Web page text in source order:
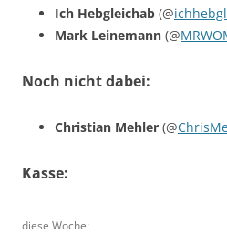
Ich Hebgleichab (@
Mark Leinemann (@
Noch nicht dabei:
Christian Mehler (@
Kasse:
diese Woche: